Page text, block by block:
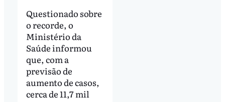
Questionado sobre
o recorde, o
Ministério da
Saúde informou
que, com a
previsão de
aumento de casos,
cerca de 11,7 mil